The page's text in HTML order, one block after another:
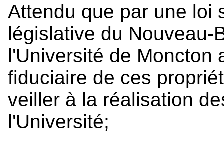
Attendu que par une loi
législative du Nouveau-
l'Université de Moncton
fiduciaire de ces
veiller à la réalisation
l'Université;